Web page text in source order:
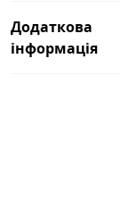
Додаткова
інформація